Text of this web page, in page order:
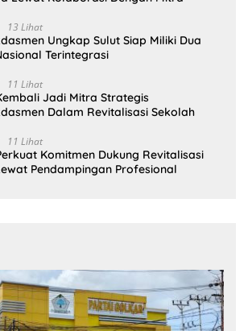
13 Lihat
Ungkap Sulut Siap Miliki Dua
Terintegrasi
11 Lihat
Jadi Mitra Strategis
Dalam Revitalisasi Sekolah
11 Lihat
Komitmen Dukung Revitalisasi
Pendampingan Profesional